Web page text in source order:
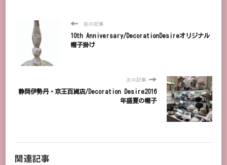
前の記事
10th Anniversary/DecorationDesireオリジナル
帽子掛け
次の記事
静岡伊勢丹・京王百貨店/Decoration Desire2016
年盛夏の帽子
関連記事